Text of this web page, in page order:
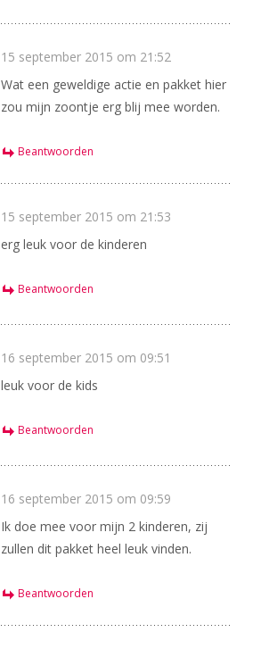
15 september 2015 om 21:52
Wat een geweldige actie en pakket hier
zou mijn zoontje erg blij mee worden.
Beantwoorden
15 september 2015 om 21:53
erg leuk voor de kinderen
Beantwoorden
16 september 2015 om 09:51
leuk voor de kids
Beantwoorden
16 september 2015 om 09:59
Ik doe mee voor mijn 2 kinderen, zij
zullen dit pakket heel leuk vinden.
Beantwoorden